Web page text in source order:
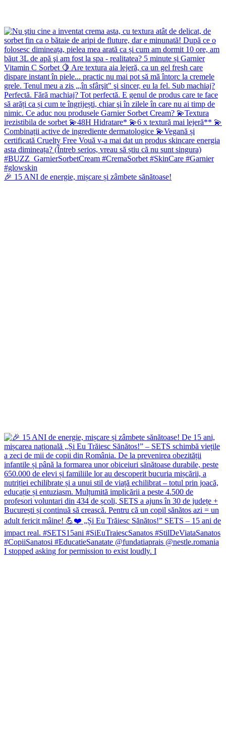
🎉 15 ANI de energie, mișcare și zâmbete sănătoase!
I stopped asking for permission to exist loudly. I